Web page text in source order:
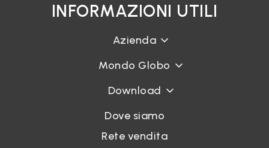
INFORMAZIONI UTILI
Azienda
Mondo Globo
Download
Dove siamo
Rete vendita